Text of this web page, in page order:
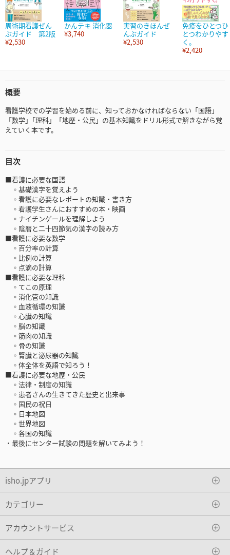
周術期看護ぜん
ぶガイド 第2版
¥2,530
かんテキ 消化器
¥3,740
実習のきほんぜ
んぶガイド
¥2,530
免疫をひとつひ
とつわかりやす
く。
¥2,420
概要
看護学校での学習を始める前に、知っておかなければならない「国語」
「数学｣「理科」「地歴・公民」の基本知識をドリル形式で解きながら覚
えていく本です。
目次
■看護に必要な国語
◦基礎漢字を覚えよう
◦看護に必要なレポートの知識・書き方
◦看護学生さんにおすすめの本・映画
◦ナイチンゲールを理解しよう
◦陰暦と二十四節気の漢字の読み方
■看護に必要な数学
◦百分率の計算
◦比例の計算
◦点滴の計算
■看護に必要な理科
◦てこの原理
◦消化管の知識
◦血液循環の知識
◦心臓の知識
◦脳の知識
◦筋肉の知識
◦骨の知識
◦腎臓と泌尿器の知識
◦体全体を英語で知ろう！
■看護に必要な地歴・公民
◦法律・制度の知識
◦患者さんの生きてきた歴史と出来事
◦国民の祝日
◦日本地図
◦世界地図
◦各国の知識
・最後にセンター試験の問題を解いてみよう！
isho.jpアプリ
カテゴリー
アカウントサービス
ヘルプ＆ガイド